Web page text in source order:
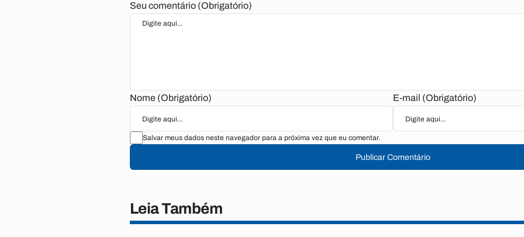
Seu comentário (Obrigatório)
Nome (Obrigatório) E-mail (Obrigatório)
Salvar meus dados neste navegador para a próxima vez que eu comentar.
Publicar Comentário
Leia Também